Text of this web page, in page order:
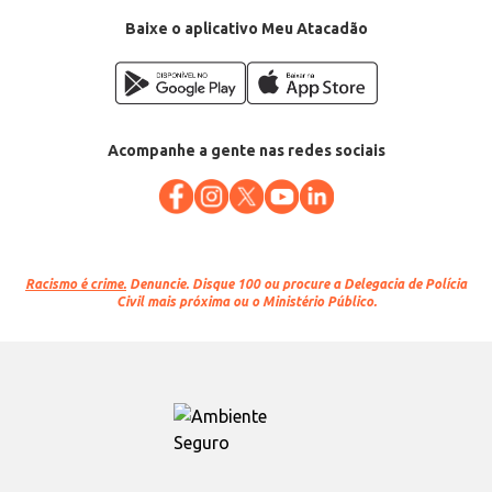
Baixe o aplicativo Meu Atacadão
Acompanhe a gente nas redes sociais
Racismo é crime. Denuncie. Disque 100 ou procure a Delegacia de Polícia
Civil mais próxima ou o Ministério Público.